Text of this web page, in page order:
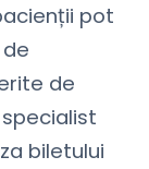
pot
de
biletului